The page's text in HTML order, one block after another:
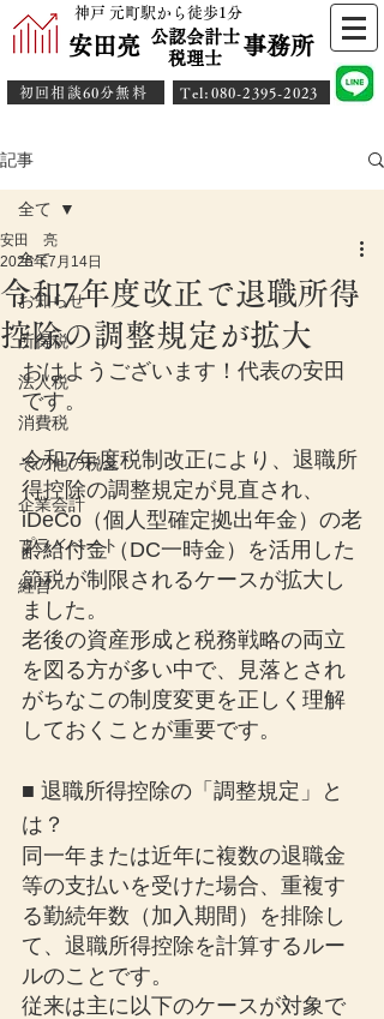
神戸 元町駅から徒歩1分
安田亮 事務所
公認会計士
​税理士
初回相談60分無料 ​Tel:080-2395-2023
記事
全て
お知らせ
所得税
法人税
消費税
その他の税金
企業会計
プライベート
経営
全て
令和7年度改正で退職所得
控除の調整規定が拡大
安田 亮
2025年7月14日
おはようございます！代表の安田
です。
令和7年度税制改正により、退職所
得控除の調整規定が見直され、
iDeCo（個人型確定拠出年金）の老
齢給付金（DC一時金）を活用した
節税が制限されるケースが拡大し
ました。
老後の資産形成と税務戦略の両立
を図る方が多い中で、見落とされ
がちなこの制度変更を正しく理解
しておくことが重要です。
■ 退職所得控除の「調整規定」と
は？
同一年または近年に複数の退職金
等の支払いを受けた場合、重複す
る勤続年数（加入期間）を排除し
て、退職所得控除を計算するルー
ルのことです。
従来は主に以下のケースが対象で